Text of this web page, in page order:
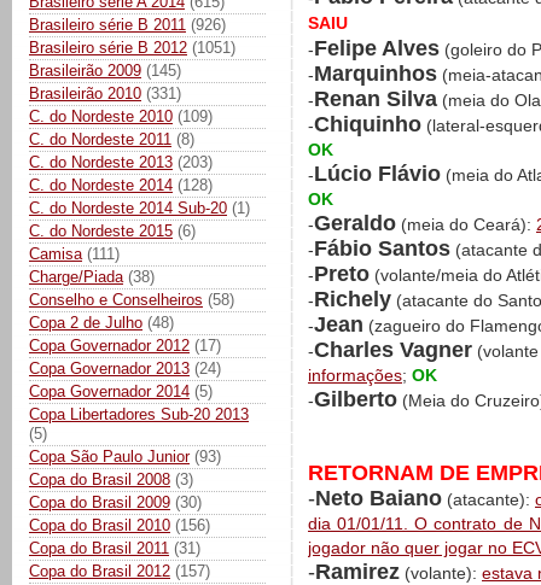
Brasileiro série B 2011 (926)
Brasileiro série B 2012 (1051)
Brasileirão 2009 (145)
Brasileirão 2010 (331)
C. do Nordeste 2010 (109)
C. do Nordeste 2011 (8)
C. do Nordeste 2013 (203)
C. do Nordeste 2014 (128)
C. do Nordeste 2014 Sub-20 (1)
C. do Nordeste 2015 (6)
Camisa (111)
Charge/Piada (38)
Conselho e Conselheiros (58)
Copa 2 de Julho (48)
Copa Governador 2012 (17)
Copa Governador 2013 (24)
Copa Governador 2014 (5)
Copa Libertadores Sub-20 2013
(5)
Copa São Paulo Junior (93)
Copa do Brasil 2008 (3)
Copa do Brasil 2009 (30)
Copa do Brasil 2010 (156)
Copa do Brasil 2011 (31)
Copa do Brasil 2012 (157)
SAIU
-Felipe Alves (goleiro do
-Marquinhos (meia-
-Renan Silva (meia do
-Chiquinho (lateral-
OK
-Lúcio Flávio (meia do
OK
-Geraldo (meia do Ceará):
-Fábio Santos (atacante
-Preto (volante/meia do
-Richely (atacante do
-Jean (zagueiro do
-Charles Vagner
informações; OK
-Gilberto (Meia do
RETORNAM DE
-Neto Baiano (atacante):
dia 01/01/11. O contrato de
jogador não quer jogar no
-Ramirez (volante): estava